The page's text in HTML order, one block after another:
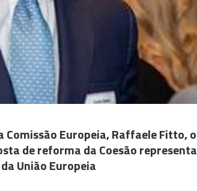
Europeia, Raffaele Fitto, o
de reforma da Coesão representa
União Europeia